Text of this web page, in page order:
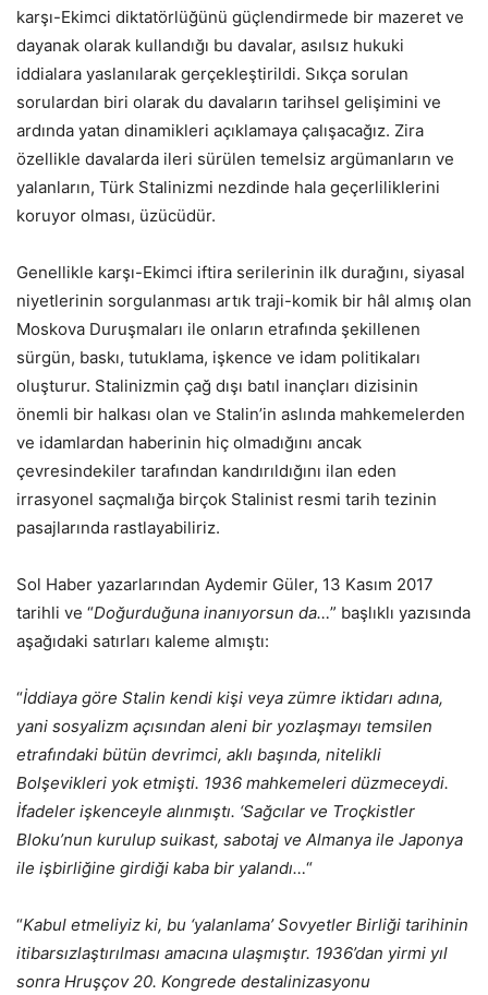
karşı-Ekimci diktatörlüğünü güçlendirmede bir mazeret ve
dayanak olarak kullandığı bu davalar, asılsız hukuki
iddialara yaslanılarak gerçekleştirildi. Sıkça sorulan
sorulardan biri olarak du davaların tarihsel gelişimini ve
ardında yatan dinamikleri açıklamaya çalışacağız. Zira
özellikle davalarda ileri sürülen temelsiz argümanların ve
yalanların, Türk Stalinizmi nezdinde hala geçerliliklerini
koruyor olması, üzücüdür.
Genellikle karşı-Ekimci iftira serilerinin ilk durağını, siyasal
niyetlerinin sorgulanması artık traji-komik bir hâl almış olan
Moskova Duruşmaları ile onların etrafında şekillenen
sürgün, baskı, tutuklama, işkence ve idam politikaları
oluşturur. Stalinizmin çağ dışı batıl inançları dizisinin
önemli bir halkası olan ve Stalin’in aslında mahkemelerden
ve idamlardan haberinin hiç olmadığını ancak
çevresindekiler tarafından kandırıldığını ilan eden
irrasyonel saçmalığa birçok Stalinist resmi tarih tezinin
pasajlarında rastlayabiliriz.
Sol Haber yazarlarından Aydemir Güler, 13 Kasım 2017
tarihli ve “Doğurduğuna inanıyorsun da…” başlıklı yazısında
aşağıdaki satırları kaleme almıştı:
“İddiaya göre Stalin kendi kişi veya zümre iktidarı adına,
yani sosyalizm açısından aleni bir yozlaşmayı temsilen
etrafındaki bütün devrimci, aklı başında, nitelikli
Bolşevikleri yok etmişti. 1936 mahkemeleri düzmeceydi.
İfadeler işkenceyle alınmıştı. ‘Sağcılar ve Troçkistler
Bloku’nun kurulup suikast, sabotaj ve Almanya ile Japonya
ile işbirliğine girdiği kaba bir yalandı…“
“Kabul etmeliyiz ki, bu ‘yalanlama’ Sovyetler Birliği tarihinin
itibarsızlaştırılması amacına ulaşmıştır. 1936’dan yirmi yıl
sonra Hruşçov 20. Kongrede destalinizasyonu